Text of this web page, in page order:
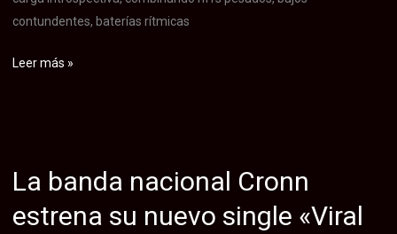
contundentes, baterías rítmicas
Moment
segundo
de
Leer más »
La banda nacional Cronn
estrena su nuevo single «Viral